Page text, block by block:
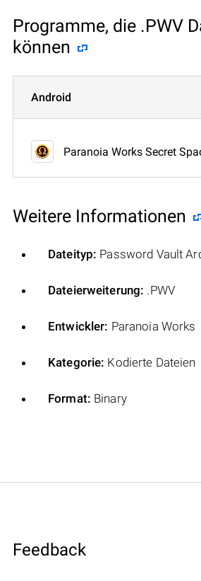
Programme, die .PWV
können
Android
Paranoia Works Secret
Weitere Informationen
Dateityp: Password Vault
Dateierweiterung: .PWV
Entwickler: Paranoia Works
Kategorie: Kodierte Dateien
Format: Binary
Feedback